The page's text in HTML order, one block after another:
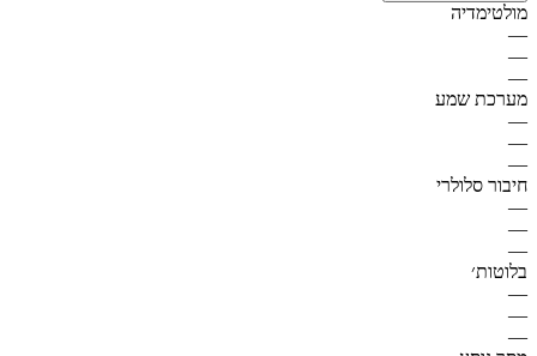
מולטימדיה
—
—
—
מערכת שמע
—
—
—
חיבור סלולרי
—
—
—
בלוטות׳
—
—
—